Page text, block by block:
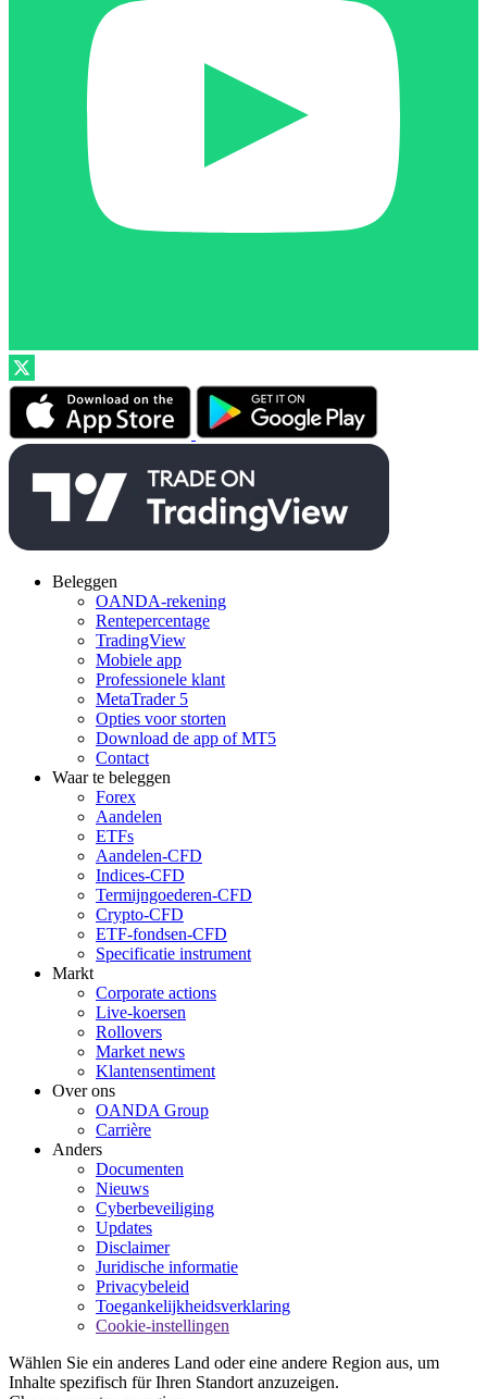
Beleggen
OANDA-rekening
Rentepercentage
TradingView
Mobiele app
Professionele klant
MetaTrader 5
Opties voor storten
Download de app of MT5
Contact
Waar te beleggen
Forex
Aandelen
ETFs
Aandelen-CFD
Indices-CFD
Termijngoederen-CFD
Crypto-CFD
ETF-fondsen-CFD
Specificatie instrument
Markt
Corporate actions
Live-koersen
Rollovers
Market news
Klantensentiment
Over ons
OANDA Group
Carrière
Anders
Documenten
Nieuws
Cyberbeveiliging
Updates
Disclaimer
Juridische informatie
Privacybeleid
Toegankelijkheidsverklaring
Cookie-instellingen
Wählen Sie ein anderes Land oder eine andere Region aus, um
Inhalte spezifisch für Ihren Standort anzuzeigen.